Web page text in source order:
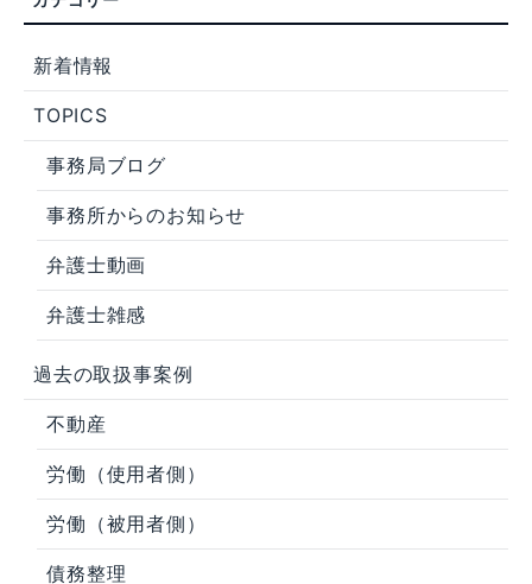
新着情報
TOPICS
事務局ブログ
事務所からのお知らせ
弁護士動画
弁護士雑感
過去の取扱事案例
不動産
労働（使用者側）
労働（被用者側）
債務整理